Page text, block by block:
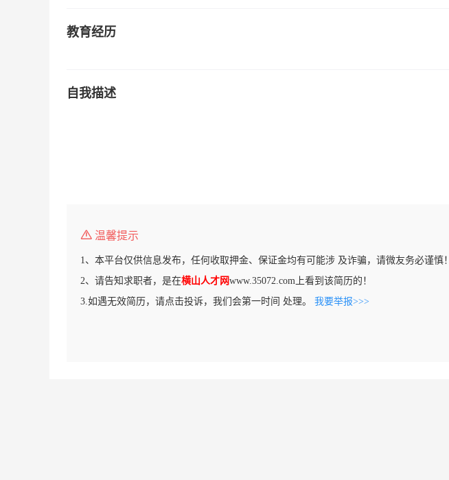
教育经历
自我描述
温馨提示
1、本平台仅供信息发布，任何收取押金、保证金均有可能涉 及诈骗，请微友务必谨慎！
2、请告知求职者，是在横山人才网www.35072.com上看到该简历的！
3.如遇无效简历，请点击投诉，我们会第一时间 处理。 我要举报>>>